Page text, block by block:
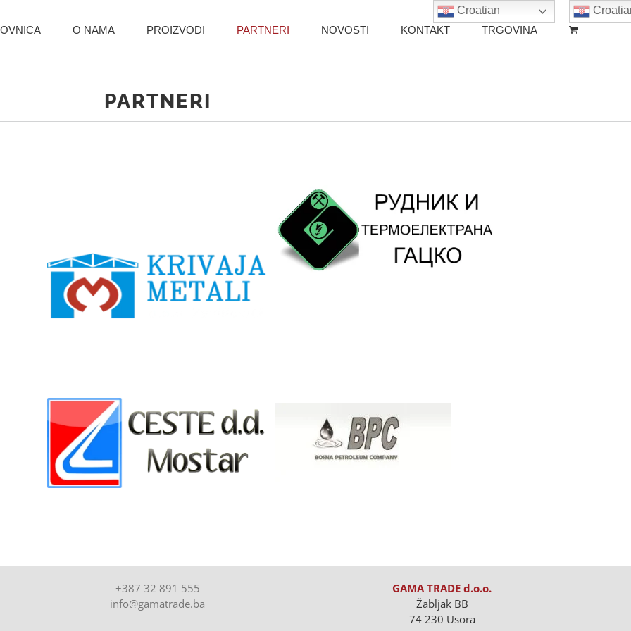
O NAMA PROIZVODI PARTNERI NOVOSTI KONTAKT TRGOVINA
PARTNERI
+387 32 891 555
info@gamatrade.ba
GAMA TRADE d.o.o.
Žabljak BB
74 230 Usora
Croatian